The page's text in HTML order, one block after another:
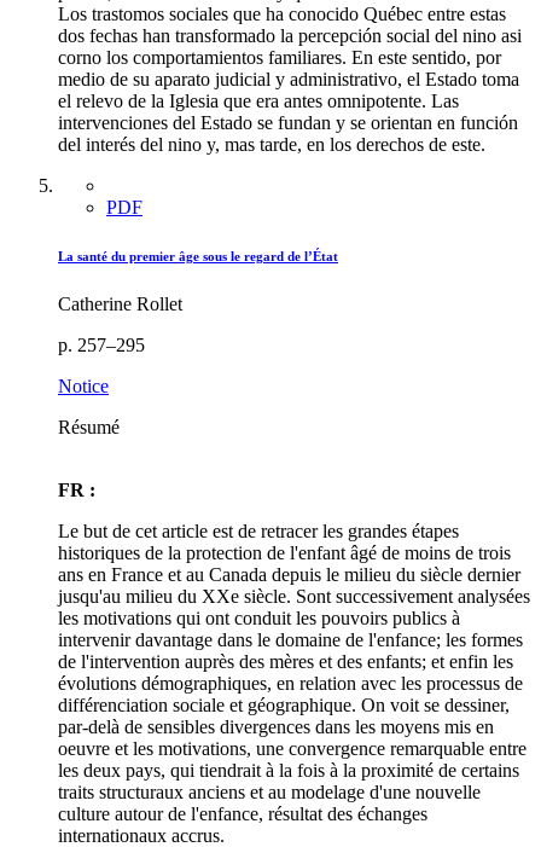
Los trastomos sociales que ha conocido Québec entre estas
dos fechas han transformado la percepción social del nino asi
corno los comportamientos familiares. En este sentido, por
medio de su aparato judicial y administrativo, el Estado toma
el relevo de la Iglesia que era antes omnipotente. Las
intervenciones del Estado se fundan y se orientan en función
del interés del nino y, mas tarde, en los derechos de este.
PDF
La santé du premier âge sous le regard de l’État
Catherine Rollet
p. 257–295
Notice
Résumé
FR :
Le but de cet article est de retracer les grandes étapes
historiques de la protection de l'enfant âgé de moins de trois
ans en France et au Canada depuis le milieu du siècle dernier
jusqu'au milieu du XXe siècle. Sont successivement analysées
les motivations qui ont conduit les pouvoirs publics à
intervenir davantage dans le domaine de l'enfance; les formes
de l'intervention auprès des mères et des enfants; et enfin les
évolutions démographiques, en relation avec les processus de
différenciation sociale et géographique. On voit se dessiner,
par-delà de sensibles divergences dans les moyens mis en
oeuvre et les motivations, une convergence remarquable entre
les deux pays, qui tiendrait à la fois à la proximité de certains
traits structuraux anciens et au modelage d'une nouvelle
culture autour de l'enfance, résultat des échanges
internationaux accrus.